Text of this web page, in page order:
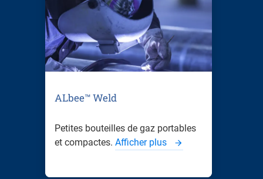
ALbee™ Weld
Petites bouteilles de gaz portables
et compactes. Afficher plus